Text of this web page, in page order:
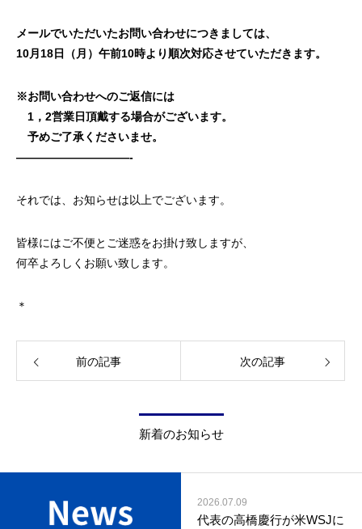
メールでいただいたお問い合わせにつきましては、
10月18日（月）午前10時より順次対応させていただきます。
※お問い合わせへのご返信には
1，2営業日頂戴する場合がございます。
予めご了承くださいませ。
——————————-
それでは、お知らせは以上でございます。
皆様にはご不便とご迷惑をお掛け致しますが、
何卒よろしくお願い致します。
＊
前の記事 次の記事
新着のお知らせ
2026.07.09
代表の高橋慶行が米WSJに